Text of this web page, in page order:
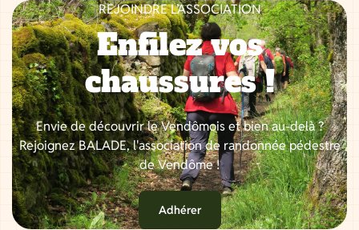
REJOINDRE L’ASSOCIATION
Enfilez vos
chaussures !
Envie de découvrir le Vendômois et bien au-delà ?
Rejoignez BALADE, l'association de randonnée pédestre
de Vendôme !
Adhérer